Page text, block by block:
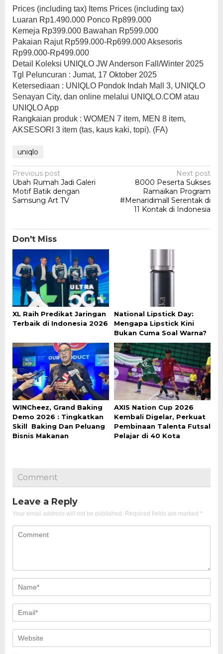
Prices (including tax) Items Prices (including tax)
Luaran Rp1.490.000 Ponco Rp899.000
Kemeja Rp399.000 Bawahan Rp599.000
Pakaian Rajut Rp599.000-Rp699.000 Aksesoris
Rp99.000-Rp499.000
Detail Koleksi UNIQLO JW Anderson Fall/Winter 2025
Tgl Peluncuran : Jumat, 17 Oktober 2025
Ketersediaan : UNIQLO Pondok Indah Mall 3, UNIQLO
Senayan City, dan online melalui UNIQLO.COM atau
UNIQLO App
Rangkaian produk : WOMEN 7 item, MEN 8 item,
AKSESORI 3 item (tas, kaus kaki, topi). (FA)
uniqlo
Post
navigation
Previous post
Ubah Rumah Jadi Galeri
Motif Batik dengan
Samsung Art TV
Next post
8000 Peserta Sukses
Ramaikan Program
#Menaridimall Serentak di
11 Kontak di Indonesia
Don't Miss
XL Raih Predikat Jaringan
Terbaik di Indonesia 2026
National Lipstick Day:
Mengapa Lipstick Kini
Bukan Cuma Soal Warna?
WINCheez, Grand Baking
Demo 2026 : Tingkatkan
Skill Baking Dan Peluang
Bisnis Makanan
AXIS Nation Cup 2026
Kembali Digelar, Perkuat
Pembinaan Talenta Futsal
Pelajar di 40 Kota
Comment
Leave a Reply
Your email address will not be published. Required fields are marked *